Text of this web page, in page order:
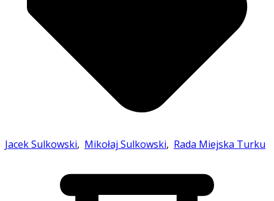
Jacek Sulkowski, Mikołaj Sulkowski, Rada Miejska Turku